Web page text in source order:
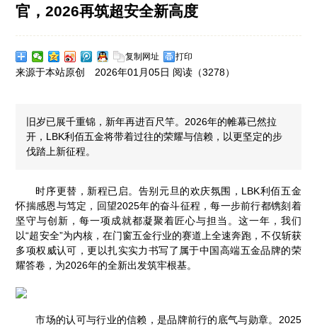
官，2026再筑超安全新高度
复制网址 打印
来源于本站原创 2026年01月05日 阅读（3278）
旧岁已展千重锦，新年再进百尺竿。2026年的帷幕已然拉
开，LBK利佰五金将带着过往的荣耀与信赖，以更坚定的步
伐踏上新征程。
时序更替，新程已启。告别元旦的欢庆氛围，LBK利佰五金
怀揣感恩与笃定，回望2025年的奋斗征程，每一步前行都镌刻着
坚守与创新，每一项成就都凝聚着匠心与担当。这一年，我们
以“超安全”为内核，在门窗五金行业的赛道上全速奔跑，不仅斩获
多项权威认可，更以扎实实力书写了属于中国高端五金品牌的荣
耀答卷，为2026年的全新出发筑牢根基。
市场的认可与行业的信赖，是品牌前行的底气与勋章。2025